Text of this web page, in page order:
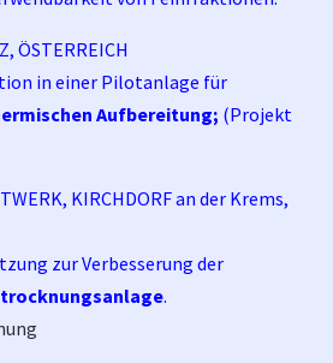
ÖSTERREICH
in einer Pilotanlage für
Aufbereitung; (Projekt
KIRCHDORF an der Krems,
zur Verbesserung der
.